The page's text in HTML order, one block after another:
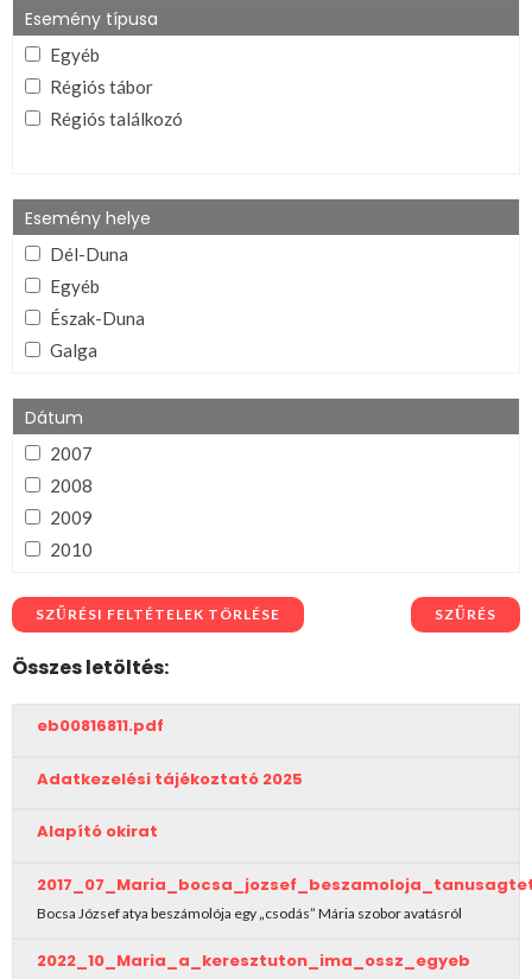
Eszközleírás
Ima
Játék
Lelkészség és régiói dokumentumai
Program
Tanúságtétel
VIFI alapítvány dokumentumai
Esemény típusa
Egyéb
Régiós tábor
Régiós találkozó
Esemény helye
Dél-Duna
Egyéb
Észak-Duna
Galga
Összerégiós
Tisza
Zagyva
Dátum
2007
2008
2009
2010
2012
2014
2015
2017
2019
2023
SZŰRÉSI FELTÉTELEK TÖRLÉSE SZŰRÉS
Összes letöltés:
eb00816811.pdf
Adatkezelési tájékoztató 2025
Alapító okirat
Bocsa József atya beszámolója egy „csodás” Mária szobor avatásról
2022_10_Maria_a_keresztuton_ima_ossz_egyeb